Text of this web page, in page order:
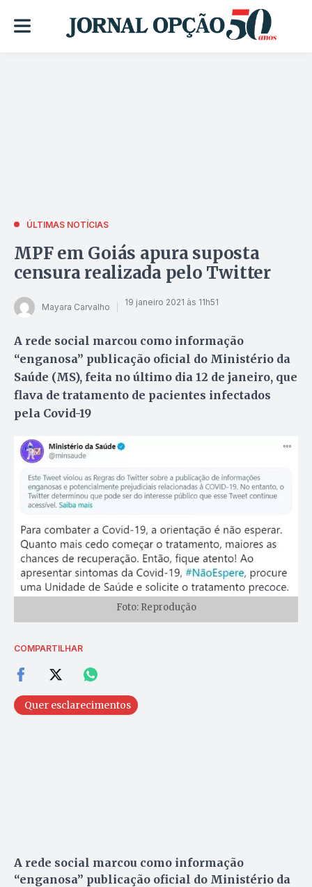
ÚLTIMAS NOTÍCIAS
MPF em Goiás apura suposta
censura realizada pelo Twitter
Mayara Carvalho 19 janeiro 2021 às 11h51
A rede social marcou como informação
“enganosa” publicação oficial do Ministério da
Saúde (MS), feita no último dia 12 de janeiro, que
flava de tratamento de pacientes infectados
pela Covid-19
Foto: Reprodução
COMPARTILHAR
Quer esclarecimentos
A rede social marcou como informação
“enganosa” publicação oficial do Ministério da